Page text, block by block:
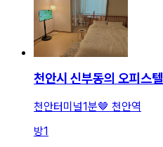
천안시 신부동의 오피스텔
천안터미널1분🤎 천안역
방1